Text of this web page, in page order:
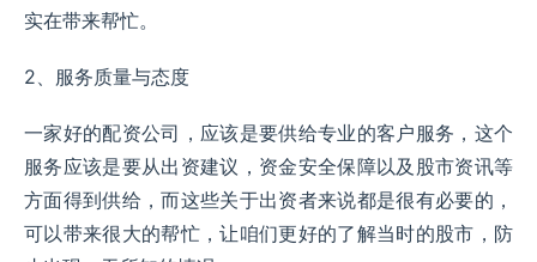
实在带来帮忙。
2、服务质量与态度
一家好的配资公司，应该是要供给专业的客户服务，这个
服务应该是要从出资建议，资金安全保障以及股市资讯等
方面得到供给，而这些关于出资者来说都是很有必要的，
可以带来很大的帮忙，让咱们更好的了解当时的股市，防